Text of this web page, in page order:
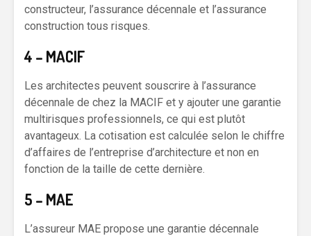
constructeur, l’assurance décennale et l’assurance
construction tous risques.
4 – MACIF
Les architectes peuvent souscrire à l’assurance
décennale de chez la MACIF et y ajouter une garantie
multirisques professionnels, ce qui est plutôt
avantageux. La cotisation est calculée selon le chiffre
d’affaires de l’entreprise d’architecture et non en
fonction de la taille de cette dernière.
5 – MAE
L’assureur MAE propose une garantie décennale